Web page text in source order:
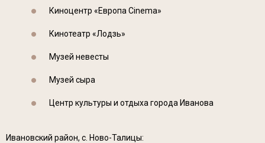
Киноцентр «Европа Cinema»
Кинотеатр «Лодзь»
Музей невесты
Музей сыра
Центр культуры и отдыха города Иванова
Ивановский район, с. Ново-Талицы: